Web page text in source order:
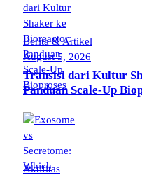
Berita & Artikel
August 5, 2026
Transisi dari Kultur
Panduan Scale-Up
Aktifitas